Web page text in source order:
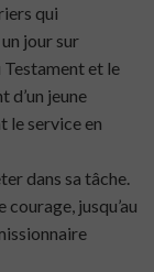
qui
jour sur
Testament et le
d’un jeune
le service en
dans sa tâche.
jusqu’au